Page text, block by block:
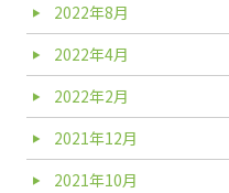
2022年8月
2022年4月
2022年2月
2021年12月
2021年10月